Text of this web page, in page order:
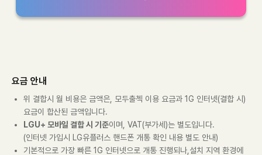
요금 안내
위 결합시 월 비용은 금액은, 모두출첵 이용 요금과 1G 인터넷(결합 시)
요금이 합산된 금액입니다.
LGU+ 모바일 결합 시 기준이며, VAT(부가세)는 별도입니다.
(인터넷 가입시 LG유플러스 핸드폰 개통 확인 내용 별도 안내)
기본적으로 가장 빠른 1G 인터넷으로 개통 진행되나,설치 지역 환경에